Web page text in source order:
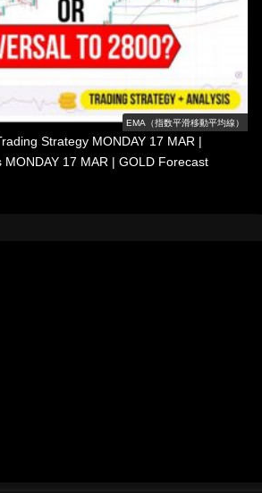
EMA（指数平滑移動平均線）
Strategy MONDAY 17 MAR |
MONDAY 17 MAR | GOLD Forecast